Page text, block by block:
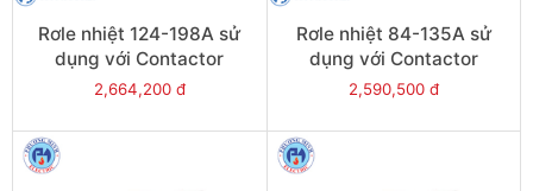
Rơle nhiệt 124-198A sử
dụng với Contactor
LC1E200 - Model LRE483
2,664,200 đ
Rơle nhiệt 84-135A sử
dụng với Contactor
LC1E120-E160 - Model
2,590,500 đ